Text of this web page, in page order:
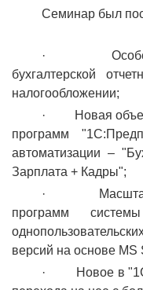
Семинар был
·
бухгалтерской
налогообложении;
· Новая
программ
автоматизации –
Зарплата + Кадры";
·
программ
версий на основе MS
· Новое в